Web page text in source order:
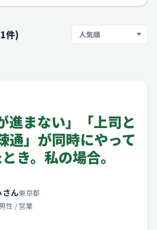
件) 並び順
進まない」「上司と
通」が同時にやって
き。私の場合。
さん東京都
性 / 営業